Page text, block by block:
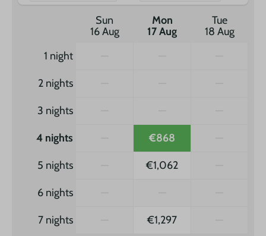
Sun
16 Aug
Mon
17 Aug
Tue
18 Aug
1 night
2 nights
3 nights
4 nights €868
5 nights €1,062
6 nights
7 nights €1,297